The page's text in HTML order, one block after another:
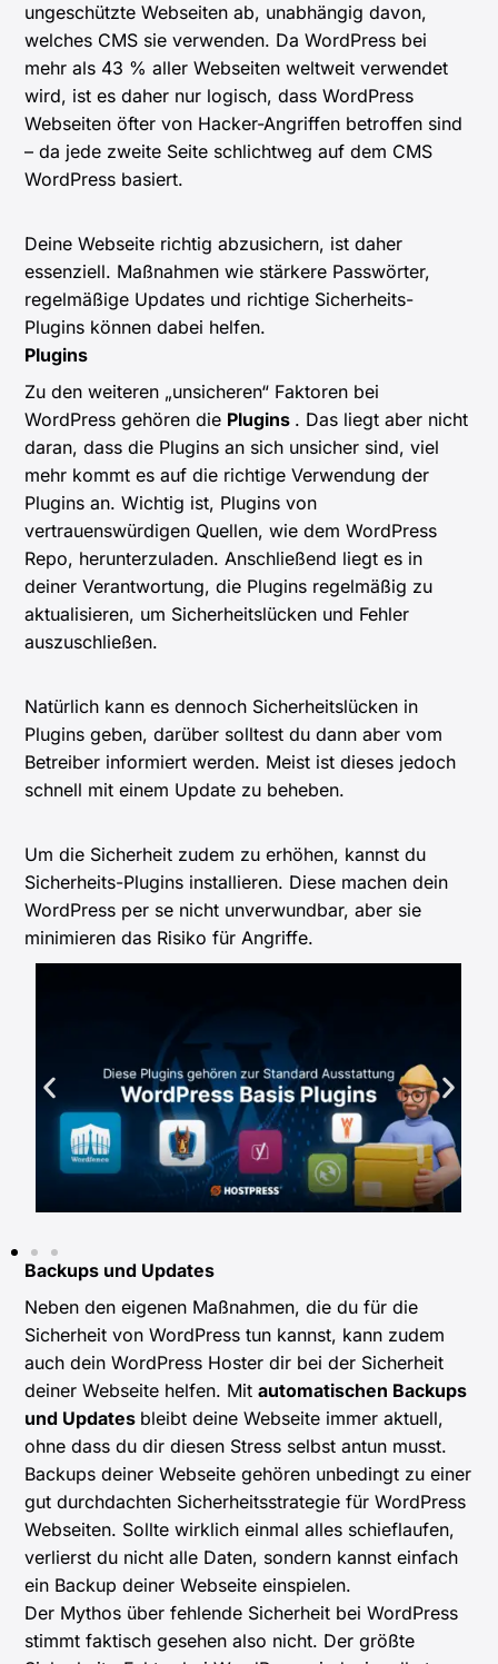
ungeschützte Webseiten ab, unabhängig davon,
welches CMS sie verwenden. Da WordPress bei
mehr als 43 % aller Webseiten weltweit verwendet
wird, ist es daher nur logisch, dass WordPress
Webseiten öfter von Hacker-Angriffen betroffen sind
– da jede zweite Seite schlichtweg auf dem CMS
WordPress basiert.
Deine Webseite richtig abzusichern, ist daher
essenziell. Maßnahmen wie stärkere Passwörter,
regelmäßige Updates und richtige Sicherheits-
Plugins können dabei helfen.
Plugins
Zu den weiteren „unsicheren“ Faktoren bei
WordPress gehören die Plugins . Das liegt aber nicht
daran, dass die Plugins an sich unsicher sind, viel
mehr kommt es auf die richtige Verwendung der
Plugins an. Wichtig ist, Plugins von
vertrauenswürdigen Quellen, wie dem WordPress
Repo, herunterzuladen. Anschließend liegt es in
deiner Verantwortung, die Plugins regelmäßig zu
aktualisieren, um Sicherheitslücken und Fehler
auszuschließen.
Natürlich kann es dennoch Sicherheitslücken in
Plugins geben, darüber solltest du dann aber vom
Betreiber informiert werden. Meist ist dieses jedoch
schnell mit einem Update zu beheben.
Um die Sicherheit zudem zu erhöhen, kannst du
Sicherheits-Plugins installieren. Diese machen dein
WordPress per se nicht unverwundbar, aber sie
minimieren das Risiko für Angriffe.
Backups und Updates
Neben den eigenen Maßnahmen, die du für die
Sicherheit von WordPress tun kannst, kann zudem
auch dein WordPress Hoster dir bei der Sicherheit
deiner Webseite helfen. Mitautomatischen Backups
und Updates bleibt deine Webseite immer aktuell,
ohne dass du dir diesen Stress selbst antun musst.
Backups deiner Webseite gehören unbedingt zu einer
gut durchdachten Sicherheitsstrategie für WordPress
Webseiten. Sollte wirklich einmal alles schieflaufen,
verlierst du nicht alle Daten, sondern kannst einfach
ein Backup deiner Webseite einspielen.
Der Mythos über fehlende Sicherheit bei WordPress
stimmt faktisch gesehen also nicht. Der größte